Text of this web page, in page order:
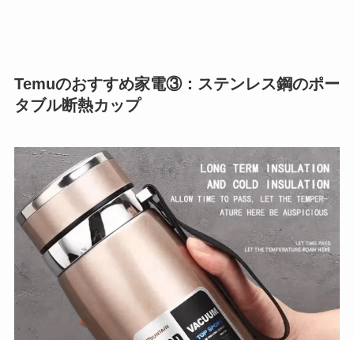
Temuのおすすめ家電③：ステンレス鋼のポー
タブル断熱カップ